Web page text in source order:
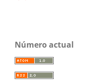
Número actual